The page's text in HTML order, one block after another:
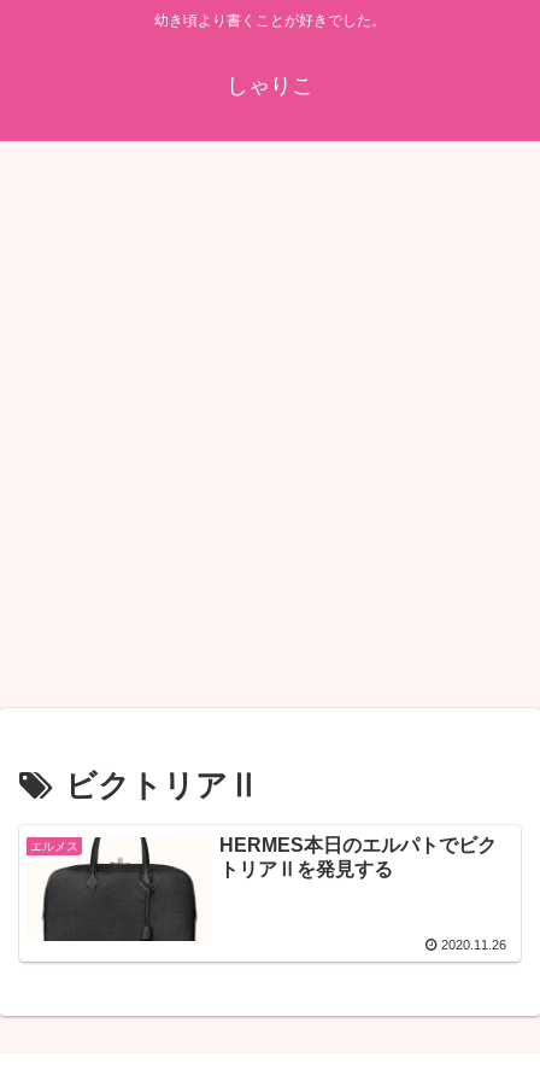
幼き頃より書くことが好きでした。
しゃりこ
ビクトリアⅡ
エルメス
HERMES本日のエルパトでビク
トリアⅡを発見する
2020.11.26